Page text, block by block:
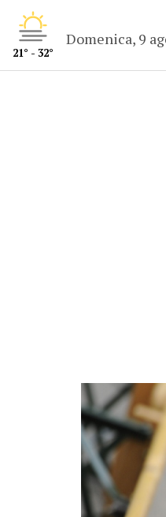
21° - 32°
Domenica, 9